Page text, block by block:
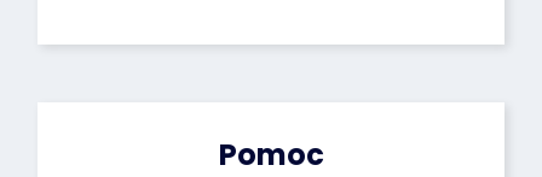
Pomoc